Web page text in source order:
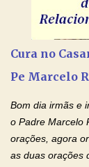
para vos
e reina pelos
Nome † (sinal da
os padrões de
os laços...
Cura no
Pe Marcelo
Bom dia irmãs e
o Padre Marcelo
orações, agora
as duas orações